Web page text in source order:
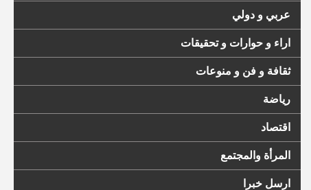
عربي و دولي
اراء و حوارات و تحقيقات
ثقافة و فن و منوعات
رياضة
اقتصاد
المرأة والمجتمع
ارسل خبرا